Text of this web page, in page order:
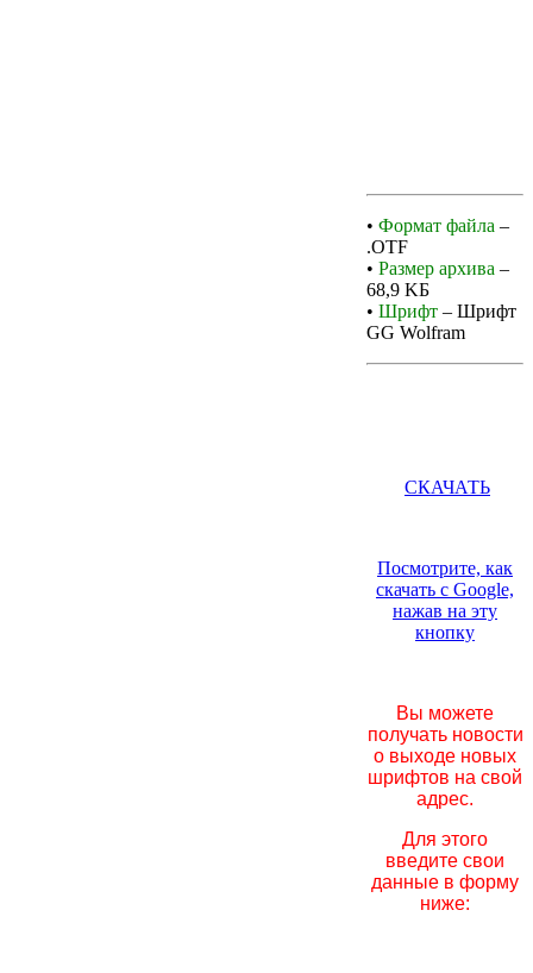
• Формат файла –
.OTF
• Размер архива –
68,9 KБ
• Шрифт – Шрифт
GG Wolfram
СКАЧАТЬ
Посмотрите, как
скачать с Google,
нажав на эту
кнопку
Вы можете
получать новости
о выходе новых
шрифтов на свой
адрес.
Для этого
введите свои
данные в форму
ниже: